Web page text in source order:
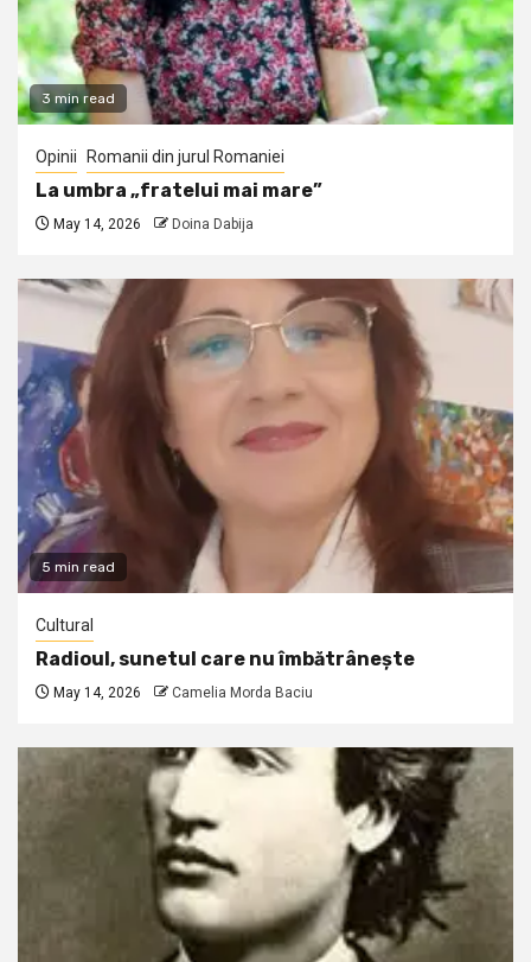
3 min read
Opinii Romanii din jurul Romaniei
La umbra „fratelui mai mare”
May 14, 2026 Doina Dabija
5 min read
Cultural
Radioul, sunetul care nu îmbătrânește
May 14, 2026 Camelia Morda Baciu